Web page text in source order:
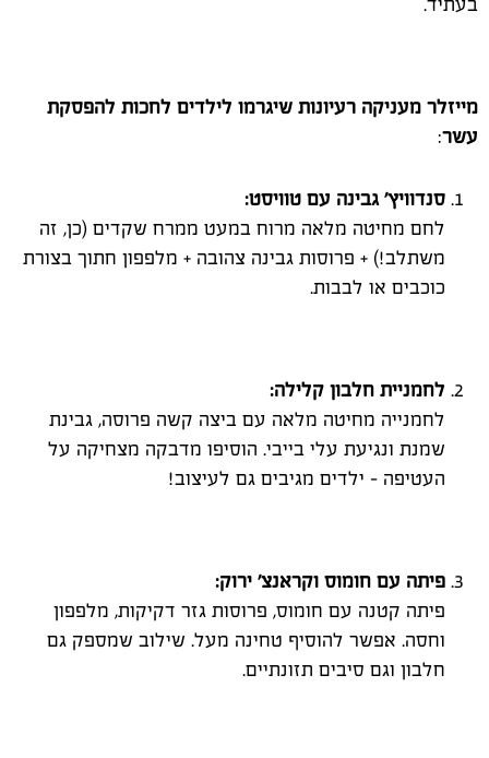
מייזלר מעניקה רעיונות שיגרמו לילדים לחכות להפסקת
עשר:
סנדוויץ' גבינה עם טוויסט:
לחם מחיטה מלאה מרוח במעט ממרח שקדים (כן, זה
משתלב!) + פרוסות גבינה צהובה + מלפפון חתוך בצורת
כוכבים או לבבות.
לחמניית חלבון קלילה:
לחמנייה מחיטה מלאה עם ביצה קשה פרוסה, גבינת
שמנת ונגיעת עלי בייבי. הוסיפו מדבקה מצחיקה על
העטיפה – ילדים מגיבים גם לעיצוב!
פיתה עם חומוס וקראנצ' ירוק:
פיתה קטנה עם חומוס, פרוסות גזר דקיקות, מלפפון
וחסה. אפשר להוסיף טחינה מעל. שילוב שמספק גם
חלבון וגם סיבים תזונתיים.